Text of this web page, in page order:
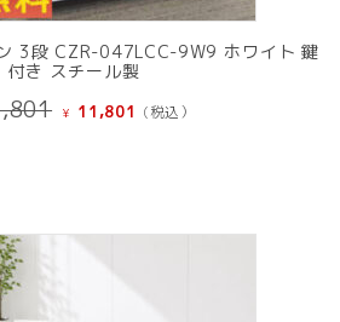
3段 CZR-047LCC-9W9 ホワイト 鍵
付き スチール製
元
¥ 11,801 現
(税込）